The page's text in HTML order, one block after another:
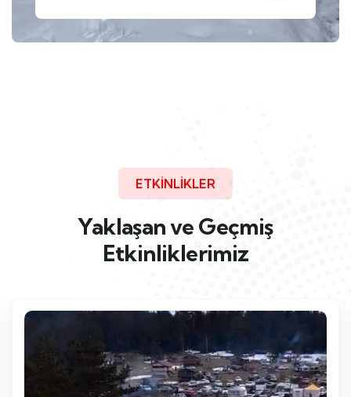
ETKİNLİKLER
Yaklaşan ve Geçmiş
Etkinliklerimiz